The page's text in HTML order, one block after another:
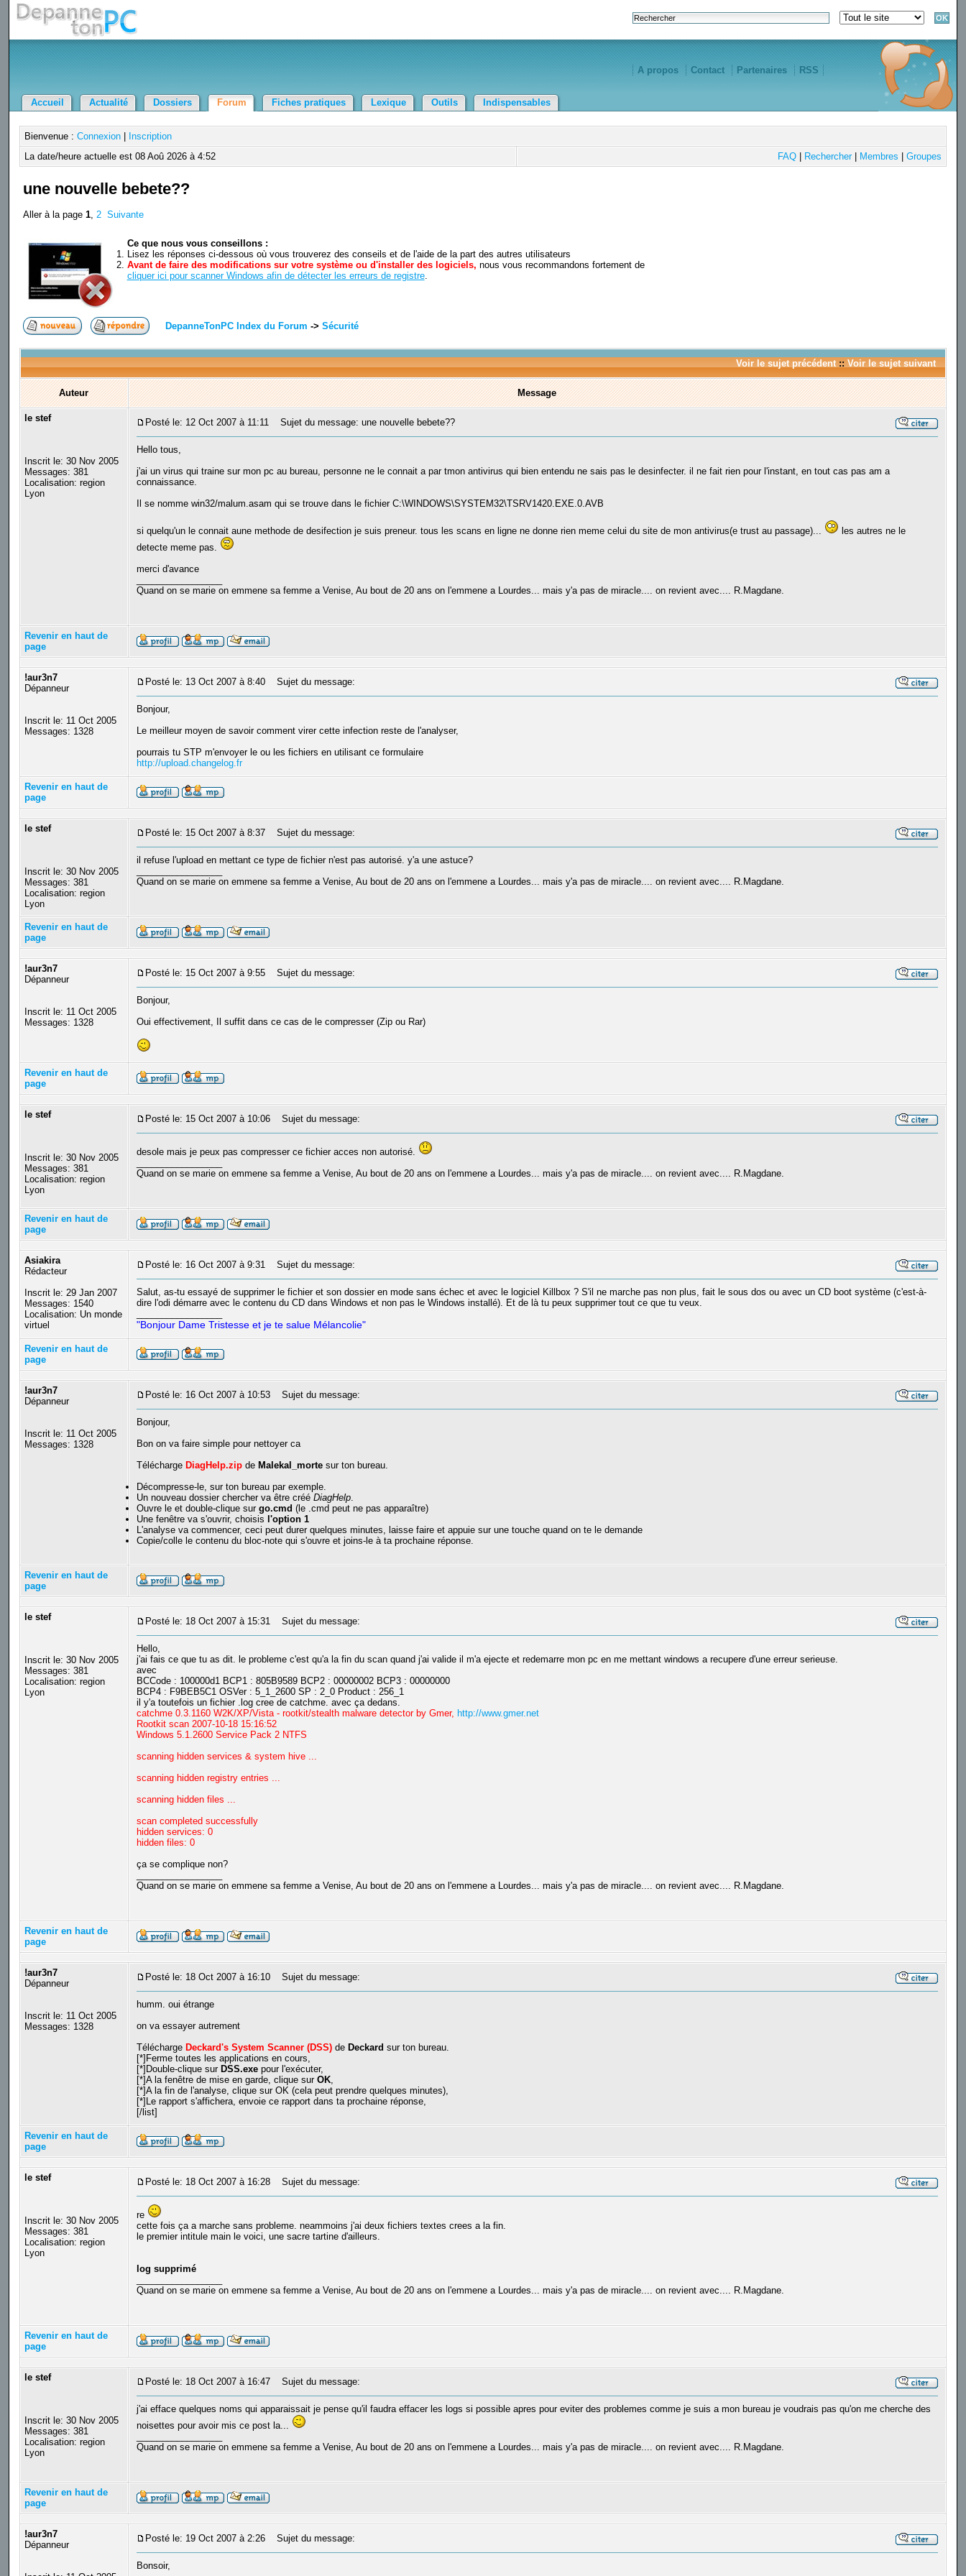
A propos Contact Partenaires RSS
Accueil Actualité Dossiers Forum Fiches pratiques Lexique Outils Indispensables
Bienvenue : Connexion|
Inscription
La date/heure actuelle est 08 Aoû 2026 à 4:52
FAQ| Rechercher| Membres Groupes
une nouvelle bebete??
Aller à la page 1, 2 Suivante
Ce que nous vous conseillons :
Lisez les réponses ci-dessous où vous trouverez des conseils et de l'aide de la part des autres utilisateurs
Avant de faire des modifications sur votre système ou d'installer des logiciels, nous vous recommandons fortement de
cliquer ici pour scanner Windows afin de détecter les erreurs de registre.
DepanneTonPC Index du Forum -> Sécurité
Voir le sujet précédent:: Voir le sujet suivant
Auteur Message
le stef
Inscrit le: 30 Nov 2005
Messages: 381
Localisation: region
Lyon
Posté le: 12 Oct 2007 à 11:11 Sujet du message: une nouvelle bebete??
Hello tous,
j'ai un virus qui traine sur mon pc au bureau, personne ne le connait a par tmon antivirus qui bien entendu ne sais pas le desinfecter. il ne fait rien pour l'instant, en tout cas pas am a
connaissance.
Il se nomme win32/malum.asam qui se trouve dans le fichier C:\WINDOWS\SYSTEM32\TSRV1420.EXE.0.AVB
si quelqu'un le connait aune methode de desifection je suis preneur. tous les scans en ligne ne donne rien meme celui du site de mon antivirus(e trust au passage)...
les autres ne le
detecte meme pas.
merci d'avance
Quand on se marie on emmene sa femme a Venise, Au bout de 20 ans on l'emmene a Lourdes... mais y'a pas de miracle.... on revient avec.... R.Magdane.
Revenir en haut de
page
!aur3n7
Dépanneur
Inscrit le: 11 Oct 2005
Messages: 1328
Posté le: 13 Oct 2007 à 8:40 Sujet du message:
Bonjour,
Le meilleur moyen de savoir comment virer cette infection reste de l'analyser,
pourrais tu STP m'envoyer le ou les fichiers en utilisant ce formulaire
http://upload.changelog.fr
Revenir en haut de
page
le stef
Inscrit le: 30 Nov 2005
Messages: 381
Localisation: region
Lyon
Posté le: 15 Oct 2007 à 8:37 Sujet du message:
il refuse l'upload en mettant ce type de fichier n'est pas autorisé. y'a une astuce?
Quand on se marie on emmene sa femme a Venise, Au bout de 20 ans on l'emmene a Lourdes... mais y'a pas de miracle.... on revient avec.... R.Magdane.
Revenir en haut de
page
!aur3n7
Dépanneur
Inscrit le: 11 Oct 2005
Messages: 1328
Posté le: 15 Oct 2007 à 9:55 Sujet du message:
Bonjour,
Oui effectivement, Il suffit dans ce cas de le compresser (Zip ou Rar)
Revenir en haut de
page
le stef
Inscrit le: 30 Nov 2005
Messages: 381
Localisation: region
Lyon
Posté le: 15 Oct 2007 à 10:06 Sujet du message:
desole mais je peux pas compresser ce fichier acces non autorisé.
Quand on se marie on emmene sa femme a Venise, Au bout de 20 ans on l'emmene a Lourdes... mais y'a pas de miracle.... on revient avec.... R.Magdane.
Revenir en haut de
page
Asiakira
Rédacteur
Inscrit le: 29 Jan 2007
Messages: 1540
Localisation: Un monde
virtuel
Posté le: 16 Oct 2007 à 9:31 Sujet du message:
Salut, as-tu essayé de supprimer le fichier et son dossier en mode sans échec et avec le logiciel Killbox ? S'il ne marche pas non plus, fait le sous dos ou avec un CD boot système (c'est-à-
dire l'odi démarre avec le contenu du CD dans Windows et non pas le Windows installé). Et de là tu peux supprimer tout ce que tu veux.
"Bonjour Dame Tristesse et je te salue Mélancolie"
Revenir en haut de
page
!aur3n7
Dépanneur
Inscrit le: 11 Oct 2005
Messages: 1328
Posté le: 16 Oct 2007 à 10:53 Sujet du message:
Bonjour,
Bon on va faire simple pour nettoyer ca
Télécharge DiagHelp.zipde Malekal_mortesur ton bureau.
Décompresse-le, sur ton bureau par exemple.
Un nouveau dossier chercher va être crééDiagHelp.
Ouvre le et double-clique sur go.cmd (le .cmd peut ne pas apparaître)
Une fenêtre va s'ouvrir, choisis l'option 1
L'analyse va commencer, ceci peut durer quelques minutes, laisse faire et appuie sur une touche quand on te le demande
Copie/colle le contenu du bloc-note qui s'ouvre et joins-le à ta prochaine réponse.
Revenir en haut de
page
le stef
Inscrit le: 30 Nov 2005
Messages: 381
Localisation: region
Lyon
Posté le: 18 Oct 2007 à 15:31 Sujet du message:
Hello,
j'ai fais ce que tu as dit. le probleme c'est qu'a la fin du scan quand j'ai valide il m'a ejecte et redemarre mon pc en me mettant windows a recupere d'une erreur serieuse.
avec
BCCode : 100000d1 BCP1 : 805B9589 BCP2 : 00000002 BCP3 : 00000000
BCP4 : F9BEB5C1 OSVer : 5_1_2600 SP : 2_0 Product : 256_1
il y'a toutefois un fichier .log cree de catchme. avec ça dedans.
catchme 0.3.1160 W2K/XP/Vista - rootkit/stealth malware detector by Gmer, http://www.gmer.net
Rootkit scan 2007-10-18 15:16:52
Windows 5.1.2600 Service Pack 2 NTFS
scanning hidden services & system hive ...
scanning hidden registry entries ...
scanning hidden files ...
scan completed successfully
hidden services: 0
hidden files: 0
ça se complique non?
Quand on se marie on emmene sa femme a Venise, Au bout de 20 ans on l'emmene a Lourdes... mais y'a pas de miracle.... on revient avec.... R.Magdane.
Revenir en haut de
page
!aur3n7
Dépanneur
Inscrit le: 11 Oct 2005
Messages: 1328
Posté le: 18 Oct 2007 à 16:10 Sujet du message:
humm. oui étrange
on va essayer autrement
Télécharge Deckard's System Scanner (DSS)de Deckard sur ton bureau.
[*]Ferme toutes les applications en cours,
[*]Double-clique sur DSS.exepour l'exécuter,
[*]A la fenêtre de mise en garde, clique sur OK,
[*]A la fin de l'analyse, clique sur OK (cela peut prendre quelques minutes),
[*]Le rapport s'affichera, envoie ce rapport dans ta prochaine réponse,
[/list]
Revenir en haut de
page
le stef
Inscrit le: 30 Nov 2005
Messages: 381
Localisation: region
Lyon
Posté le: 18 Oct 2007 à 16:28 Sujet du message:
re
cette fois ça a marche sans probleme. neammoins j'ai deux fichiers textes crees a la fin.
le premier intitule main le voici, une sacre tartine d'ailleurs.
log supprimé
Quand on se marie on emmene sa femme a Venise, Au bout de 20 ans on l'emmene a Lourdes... mais y'a pas de miracle.... on revient avec.... R.Magdane.
Revenir en haut de
page
le stef
Inscrit le: 30 Nov 2005
Messages: 381
Localisation: region
Lyon
Posté le: 18 Oct 2007 à 16:47 Sujet du message:
j'ai efface quelques noms qui apparaissait je pense qu'il faudra effacer les logs si possible apres pour eviter des problemes comme je suis a mon bureau je voudrais pas qu'on me cherche des
noisettes pour avoir mis ce post la...
Quand on se marie on emmene sa femme a Venise, Au bout de 20 ans on l'emmene a Lourdes... mais y'a pas de miracle.... on revient avec.... R.Magdane.
Revenir en haut de
page
!aur3n7
Dépanneur
Posté le: 19 Oct 2007 à 2:26 Sujet du message:
Bonsoir,